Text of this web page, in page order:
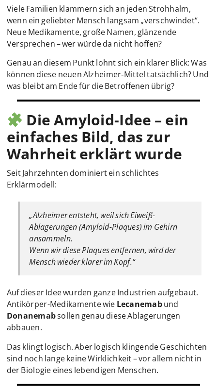
Viele Familien klammern sich an jeden Strohhalm,
wenn ein geliebter Mensch langsam „verschwindet“.
Neue Medikamente, große Namen, glänzende
Versprechen – wer würde da nicht hoffen?
Genau an diesem Punkt lohnt sich ein klarer Blick: Was
können diese neuen Alzheimer‑Mittel tatsächlich? Und
was bleibt am Ende für die Betroffenen übrig?
Die Amyloid-Idee – ein
einfaches Bild, das zur
Wahrheit erklärt wurde
Seit Jahrzehnten dominiert ein schlichtes
Erklärmodell:
„Alzheimer entsteht, weil sich Eiweiß-
Ablagerungen (Amyloid-Plaques) im Gehirn
ansammeln.
Wenn wir diese Plaques entfernen, wird der
Mensch wieder klarer im Kopf.“
Auf dieser Idee wurden ganze Industrien aufgebaut.
Antikörper-Medikamente wie Lecanemabund
Donanemabsollen genau diese Ablagerungen
abbauen.
Das klingt logisch. Aber logisch klingende Geschichten
sind noch lange keine Wirklichkeit – vor allem nicht in
der Biologie eines lebendigen Menschen.